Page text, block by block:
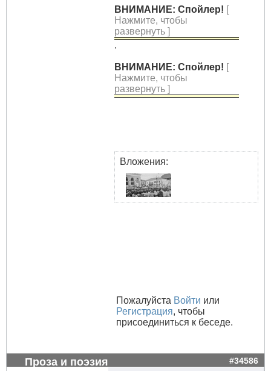
ВНИМАНИЕ: Спойлер! [
Нажмите, чтобы
развернуть ]
.
ВНИМАНИЕ: Спойлер! [
Нажмите, чтобы
развернуть ]
Вложения:
Пожалуйста Войти или
Регистрация, чтобы
присоединиться к беседе.
Проза и поэзия #34586